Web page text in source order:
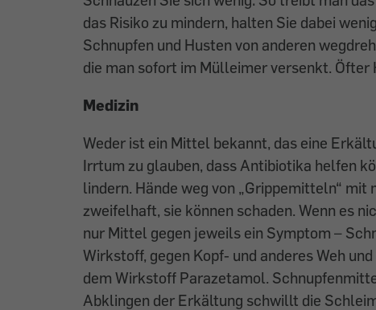
das Risiko zu mindern, halten Sie dabei
Schnupfen und Husten von anderen
die man sofort im Mülleimer versenkt. Öfter
Medizin
Weder ist ein Mittel bekannt, das eine
Irrtum zu glauben, dass Antibiotika helfen
lindern. Hände weg von „Grippemitteln“
zweifelhaft, sie können schaden. Wenn es
nur Mittel gegen jeweils ein Symptom –
Wirkstoff, gegen Kopf- und anderes Weh
dem Wirkstoff Parazetamol.
Abklingen der Erkältung schwillt die